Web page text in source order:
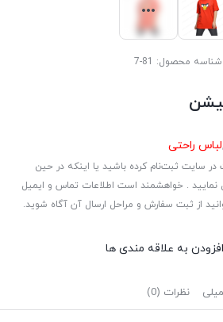
شناسه محصول: 81-7
,لباس راحتی
سایت ثبت‌نام کرده باشید یا اینکه در حین
نمایید . خواهشمند است اطلاعات تماس و ایمیل
از ثبت سفارش و مراحل ارسال آن آگاه شوید.
افزودن به علاقه مندی ها
نظرات (0)